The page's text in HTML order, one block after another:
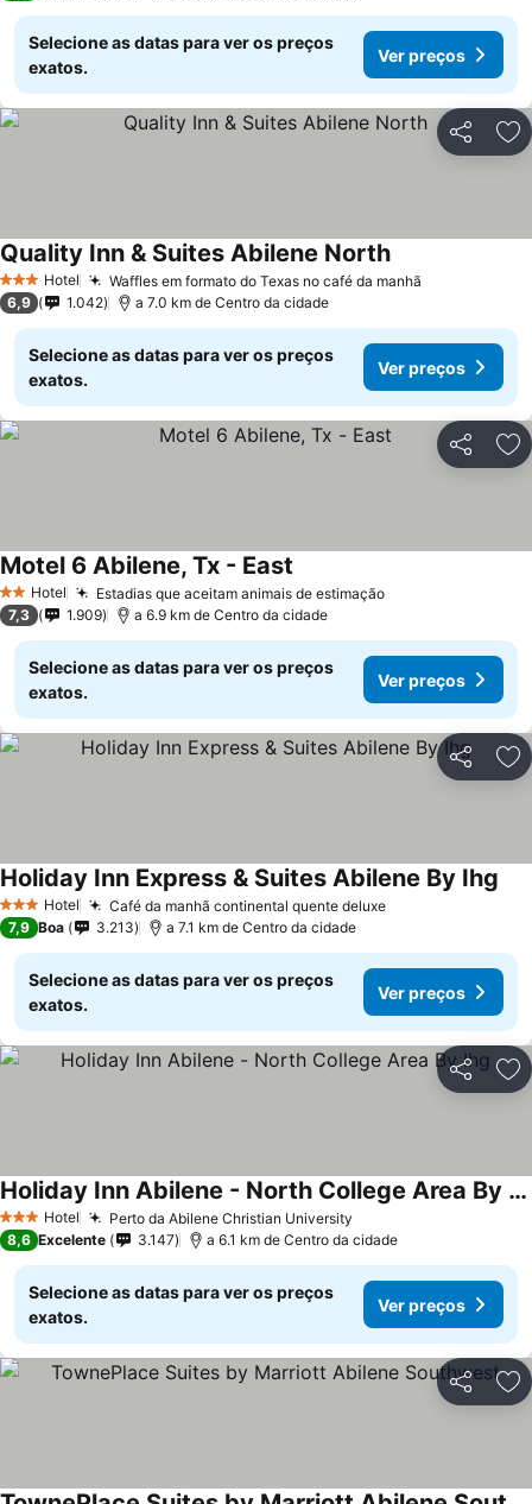
Selecione as datas para ver os preços
exatos.
Ver preços
Partilhar
3 EstrelasHotel Waffles em formato do Texas no café da manhã
Quality Inn & Suites Abilene North
6,9 1.042 a 7.0 km de Centro da cidade
Selecione as datas para ver os preços
exatos.
Ver preços
Partilhar
2 Estrelas
Hotel Estadias que aceitam animais de estimação
Motel 6 Abilene, Tx - East
7,3 1.909 a 6.9 km de Centro da cidade
Selecione as datas para ver os preços
exatos.
Ver preços
Partilhar
3 EstrelasHotel Café da manhã continental quente deluxe
Holiday Inn Express & Suites Abilene By Ihg
7,9 Boa 3.213 a 7.1 km de Centro da cidade
Selecione as datas para ver os preços
exatos.
Ver preços
Partilhar
3 EstrelasHotel Perto da Abilene Christian University
Holiday Inn Abilene - North College Area By Ihg
8,6 Excelente 3.147 a 6.1 km de Centro da cidade
Selecione as datas para ver os preços
exatos.
Ver preços
Partilhar